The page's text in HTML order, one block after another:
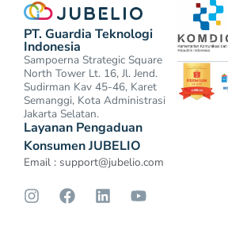
PT. Guardia Teknologi
Indonesia
Sampoerna Strategic Square
North Tower Lt. 16, Jl. Jend.
Sudirman Kav 45-46, Karet
Semanggi, Kota Administrasi
Jakarta Selatan.
Layanan Pengaduan
Konsumen JUBELIO
Email : support@jubelio.com